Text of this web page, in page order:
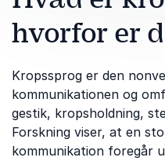
hvorfor er
Kropssprog er den
kommunikationen og
gestik, kropsholdning,
Forskning viser, at en
kommunikation foregår